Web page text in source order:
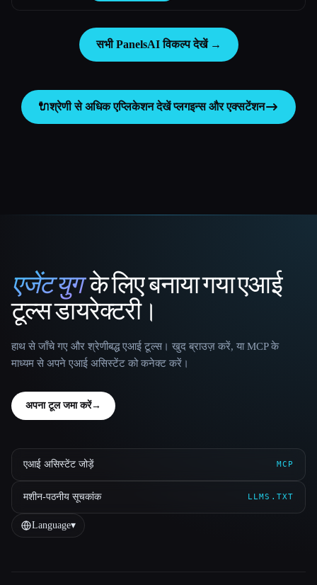
सभी PanelsAI विकल्प देखें →
🔌श्रेणी से अधिक एप्लिकेशन देखेंप्लगइन्स और एक्सटेंशन
That AI Collection
एजेंट युगके लिए बनाया गया एआई
टूल्स डायरेक्टरी।
हाथ से जाँचे गए और श्रेणीबद्ध एआई टूल्स। खुद ब्राउज़ करें, या MCP के
माध्यम से अपने एआई असिस्टेंट को कनेक्ट करें।
अपना टूल जमा करें→
एआई असिस्टेंट जोड़ें MCP
मशीन-पठनीय सूचकांक LLMS.TXT
Language▾